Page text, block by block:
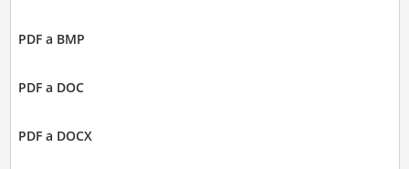
PDF a BMP
PDF a DOC
PDF a DOCX